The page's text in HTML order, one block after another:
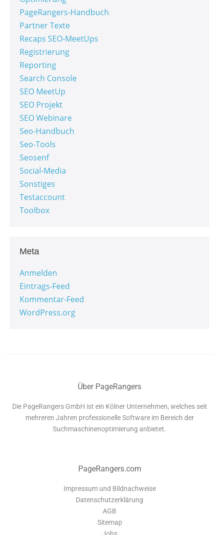
PageRangers-Handbuch
Partner Texte
Recaps SEO-MeetUps
Registrierung
Reporting
Search Console
SEO MeetUp
SEO Projekt
SEO Webinare
Seo-Handbuch
Seo-Tools
Seosenf
Social-Media
Sonstiges
Testaccount
Toolbox
Meta
Anmelden
Eintrags-Feed
Kommentar-Feed
WordPress.org
Über PageRangers
Die PageRangers GmbH ist ein Kölner Unternehmen, welches seit
mehreren Jahren professionelle Software im Bereich der
Suchmaschinenoptimierung anbietet.
PageRangers.com
Impressum und Bildnachweise
Datenschutzerklärung
AGB
Sitemap